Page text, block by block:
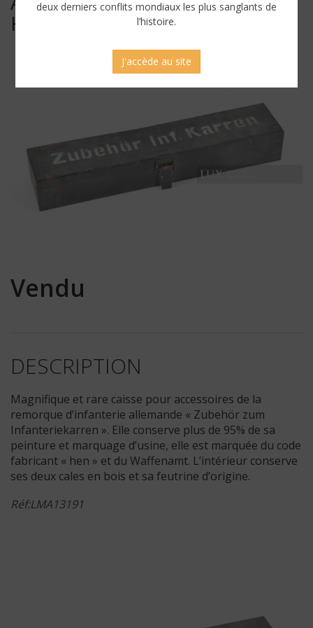
KARREN »
Vendu
DESCRIPTION
Magnifique et rare caisse pour accessoires de la
remorque d’infanterie allemande « Zubehör zum
Infanteriekarren ». Elle conserve plus de 95% de sa
peinture et marquage d’usine, elle est marquée du code
fabricant « hen » et du Waffenamt. L’intérieur conserve
ses deux cales en bois et sa feutrine d’origine.
Réf:LMA13191
deux derniers conflits mondiaux les plus sanglants de
l’histoire.
J'accède au site